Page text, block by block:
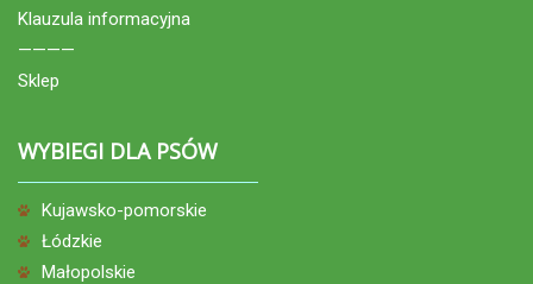
Klauzula informacyjna
————
Sklep
WYBIEGI DLA PSÓW
Kujawsko-pomorskie
Łódzkie
Małopolskie